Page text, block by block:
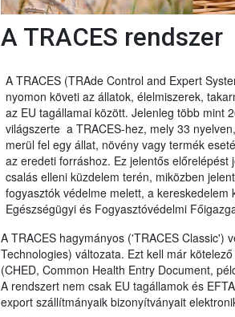
A TRACES rendszer
A TRACES (TRAde Control and Expert
nyomon követi az állatok, élelmiszerek,
az EU tagállamai között. Jelenleg több mint
világszerte a TRACES-hez, mely 33
merül fel egy állat, növény vagy termék
az eredeti forráshoz. Ez jelentős
csalás elleni küzdelem terén, miközben
fogyasztók védelme melett, a
Egészségügyi és Fogyasztóvédelmi
A TRACES hagymányos ('TRACES Classic')
Technologies) változata. Ezt kell már
(CHED, Common Health Entry Document,
A rendszert nem csak EU tagállamok és
export szállítmányaik bizonyítványait